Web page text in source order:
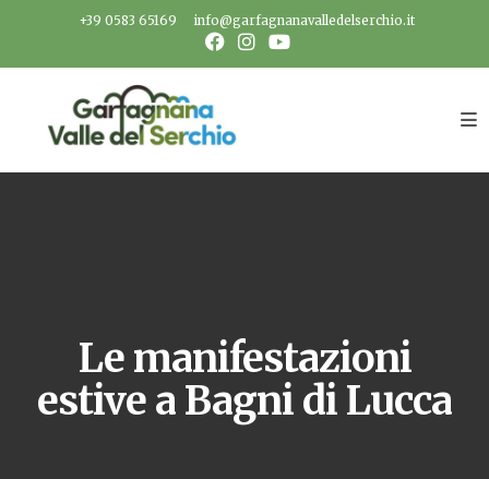
+39 0583 65169 info@garfagnanavalledelserchio.it
Le manifestazioni
estive a Bagni di Lucca